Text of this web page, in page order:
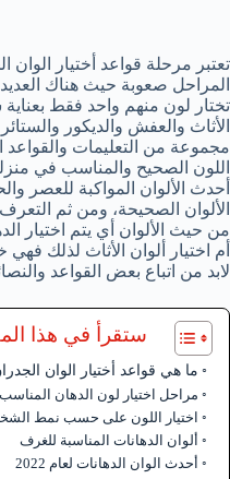
تعتبر مرحلة قواعد أختيار الوان
المراحل صعوبة حيث هناك
تختار لون منهم واحد فقط
الأثاث والعفش والديكور
مجموعة من التعليمات والقواعد
اللون الصحيح والمناسب في
أحدث الألوان المواكبة للعصر
الألوان الصحيحة، ومن ثم
من حيث الألوان أي يتم اختيار
أم اختيار ألوان الأثاث لذلك
لابد من اتباع بعض القواعد
ستقرأ في هذا
ما هي قواعد أختيار الوان
مراحل اختيار لون الدهان
اختيار اللون على حسب نمط
ألوان الدهانات المناسبة للغرف
أحدث الوان الدهانات لعام 2022